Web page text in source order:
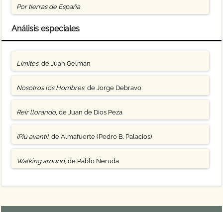
Por tierras de España
Análisis especiales
Límites, de Juan Gelman
Nosotros los Hombres, de Jorge Debravo
Reír llorando, de Juan de Dios Peza
¡Più avanti!, de Almafuerte (Pedro B. Palacios)
Walking around, de Pablo Neruda